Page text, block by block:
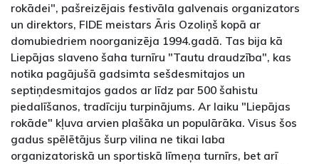
rokādei", pašreizējais festivāla galvenais organizators
un direktors, FIDE meistars Āris Ozoliņš kopā ar
domubiedriem noorganizēja 1994.gadā. Tas bija kā
Liepājas slaveno šaha turnīru "Tautu draudzība", kas
notika pagājušā gadsimta sešdesmitajos un
septiņdesmitajos gados ar līdz par 500 šahistu
piedalīšanos, tradīciju turpinājums. Ar laiku "Liepājas
rokāde" kļuva arvien plašāka un populārāka. Visus šos
gadus spēlētājus šurp vilina ne tikai laba
organizatoriskā un sportiskā līmeņa turnīrs, bet arī